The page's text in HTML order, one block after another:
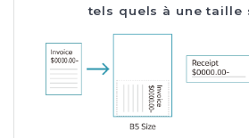
tels quels à une taille